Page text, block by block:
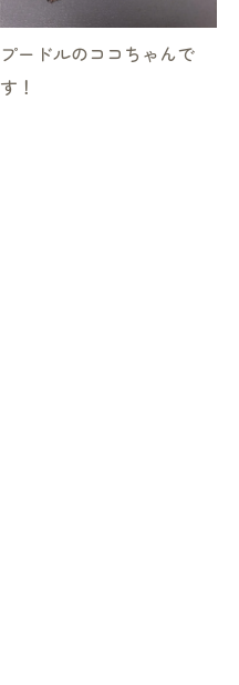
プードルのココちゃんで
す！